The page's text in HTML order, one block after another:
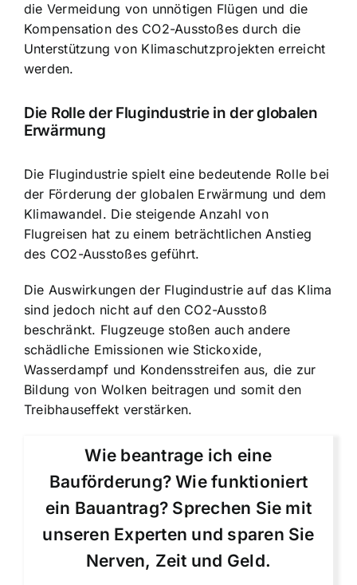
die Vermeidung von unnötigen Flügen und die
Kompensation des CO2-Ausstoßes durch die
Unterstützung von Klimaschutzprojekten erreicht
werden.
Die Rolle der Flugindustrie in der globalen
Erwärmung
Die Flugindustrie spielt eine bedeutende Rolle bei
der Förderung der globalen Erwärmung und dem
Klimawandel. Die steigende Anzahl von
Flugreisen hat zu einem beträchtlichen Anstieg
des CO2-Ausstoßes geführt.
Die Auswirkungen der Flugindustrie auf das Klima
sind jedoch nicht auf den CO2-Ausstoß
beschränkt. Flugzeuge stoßen auch andere
schädliche Emissionen wie Stickoxide,
Wasserdampf und Kondensstreifen aus, die zur
Bildung von Wolken beitragen und somit den
Treibhauseffekt verstärken.
Wie beantrage ich eine
Bauförderung? Wie funktioniert
ein Bauantrag? Sprechen Sie mit
unseren Experten und sparen Sie
Nerven, Zeit und Geld.